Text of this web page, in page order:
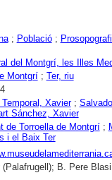
; Població;
del Montgrí, les Illes
Montgrí; Ter, riu
Xavier;
Sánchez, Xavier
de Torroella de Montgrí;
i el Baix Ter
(Palafrugell); B. Pere